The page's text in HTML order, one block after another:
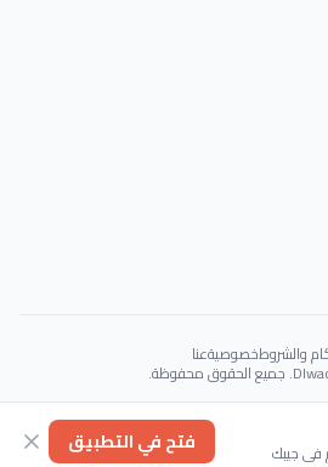
والشروطخصوصيةعنا
Powered byGAIT
في جيبك فتح في التطبيق